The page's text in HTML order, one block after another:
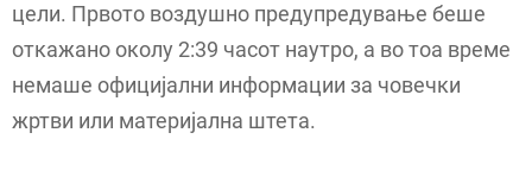
цели. Првото воздушно предупредување беше
откажано околу 2:39 часот наутро, а во тоа време
немаше официјални информации за човечки
жртви или материјална штета.